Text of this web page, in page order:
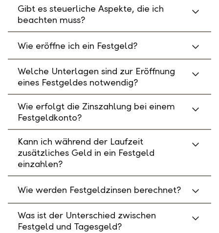
Gibt es steuerliche Aspekte, die ich
beachten muss?
Wie eröffne ich ein Festgeld?
Welche Unterlagen sind zur Eröffnung
eines Festgeldes notwendig?
Wie erfolgt die Zinszahlung bei einem
Festgeldkonto?
Kann ich während der Laufzeit
zusätzliches Geld in ein Festgeld
einzahlen?
Wie werden Festgeldzinsen berechnet?
Was ist der Unterschied zwischen
Festgeld und Tagesgeld?